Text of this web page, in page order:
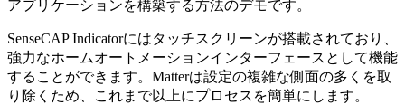
アプリケーションを構築する方法のデモです。
SenseCAP Indicatorにはタッチスクリーンが搭載されており、
強力なホームオートメーションインターフェースとして機能
することができます。Matterは設定の複雑な側面の多くを取
り除くため、これまで以上にプロセスを簡単にします。